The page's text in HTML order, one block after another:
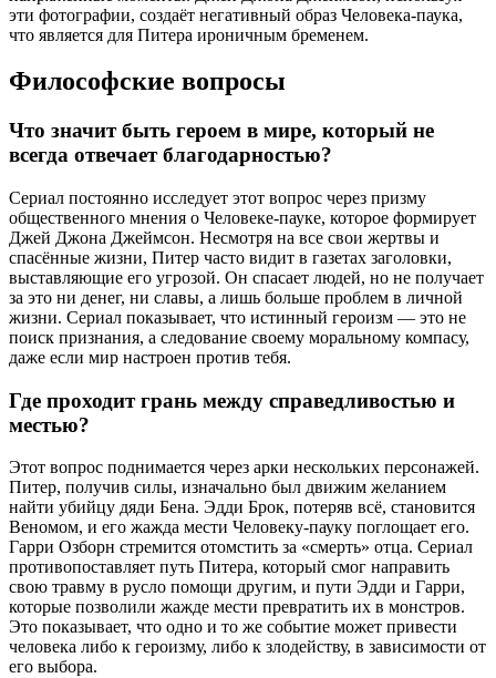
эти фотографии, создаёт негативный образ Человека-паука,
что является для Питера ироничным бременем.
Философские вопросы
Что значит быть героем в мире, который не
всегда отвечает благодарностью?
Сериал постоянно исследует этот вопрос через призму
общественного мнения о Человеке-пауке, которое формирует
Джей Джона Джеймсон. Несмотря на все свои жертвы и
спасённые жизни, Питер часто видит в газетах заголовки,
выставляющие его угрозой. Он спасает людей, но не получает
за это ни денег, ни славы, а лишь больше проблем в личной
жизни. Сериал показывает, что истинный героизм — это не
поиск признания, а следование своему моральному компасу,
даже если мир настроен против тебя.
Где проходит грань между справедливостью и
местью?
Этот вопрос поднимается через арки нескольких персонажей.
Питер, получив силы, изначально был движим желанием
найти убийцу дяди Бена. Эдди Брок, потеряв всё, становится
Веномом, и его жажда мести Человеку-пауку поглощает его.
Гарри Озборн стремится отомстить за «смерть» отца. Сериал
противопоставляет путь Питера, который смог направить
свою травму в русло помощи другим, и пути Эдди и Гарри,
которые позволили жажде мести превратить их в монстров.
Это показывает, что одно и то же событие может привести
человека либо к героизму, либо к злодейству, в зависимости от
его выбора.